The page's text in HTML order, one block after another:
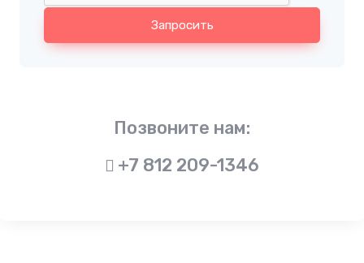
Запросить
Позвоните нам:
+7 812 209-1346